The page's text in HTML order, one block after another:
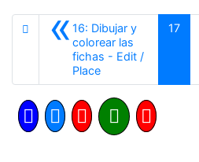
«16: Dibujar y
colorear las
fichas - Edit /
PlaceAnterior
17